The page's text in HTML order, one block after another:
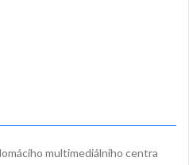
multimediálního centra